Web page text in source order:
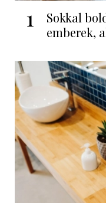
1
Sokkal
emberek,